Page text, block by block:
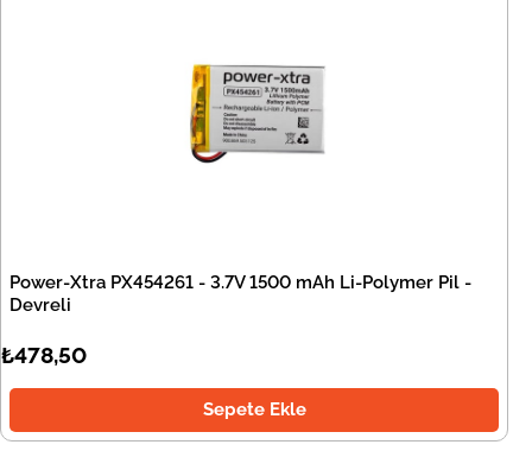
Power-Xtra PX454261 - 3.7V 1500 mAh Li-Polymer Pil -
Devreli
₺478,50
Sepete Ekle